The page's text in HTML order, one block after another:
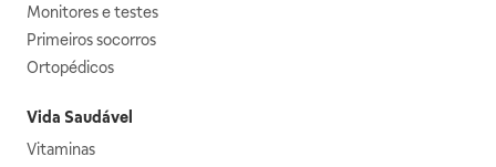
Monitores e testes
Primeiros socorros
Ortopédicos
Vida Saudável
Vitaminas